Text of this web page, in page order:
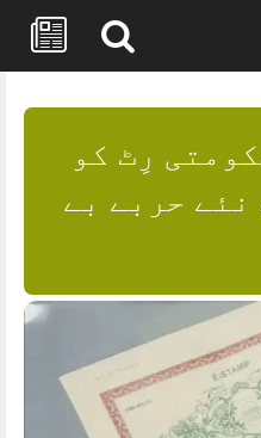
رِٹ کو
حربے بے